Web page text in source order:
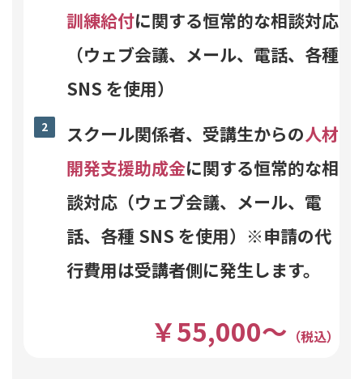
訓練給付に関する恒常的な相談対応
（ウェブ会議、メール、電話、各種
SNS を使用）
スクール関係者、受講生からの人材
開発支援助成金に関する恒常的な相
談対応（ウェブ会議、メール、電
話、各種 SNS を使用）※申請の代
行費用は受講者側に発生します。
￥55,000～ （税込）